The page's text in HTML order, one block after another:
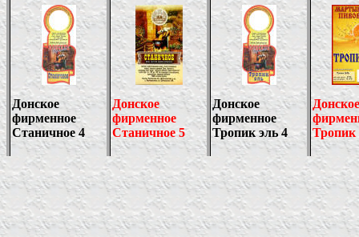
Донское
фирменное
Станичное 4
Донское
фирменное
Станичное5
Донское
фирменное
Тропик эль 4
Донское
Тропик